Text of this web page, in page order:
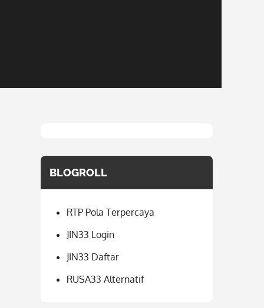
BLOGROLL
RTP Pola Terpercaya
JIN33 Login
JIN33 Daftar
RUSA33 Alternatif